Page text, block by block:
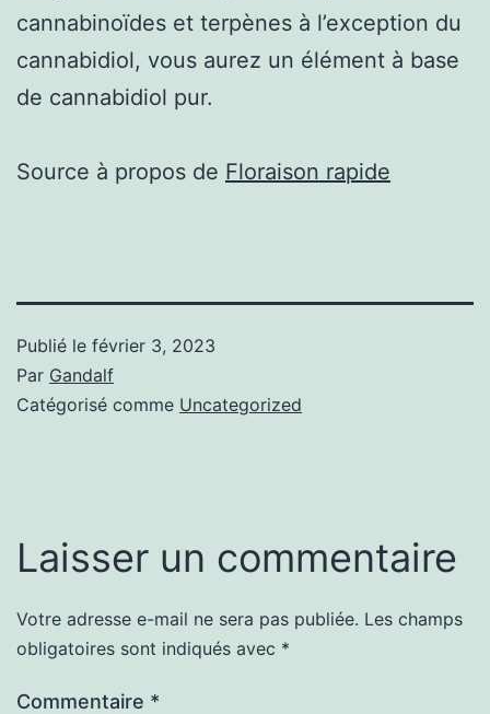
cannabinoïdes et terpènes à l’exception du
cannabidiol, vous aurez un élément à base
de cannabidiol pur.
Source à propos de Floraison rapide
Publié le février 3, 2023
Par Gandalf
Catégorisé comme Uncategorized
Laisser un commentaire
Votre adresse e-mail ne sera pas publiée. Les champs
obligatoires sont indiqués avec *
Commentaire *